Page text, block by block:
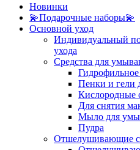
Новинки
💫Подарочные наборы💫
Основной уход
Индивидуальный
ухода
Средства для
Гидрофильное
Пенки и гели
Кислородные
Для снятия
Мыло для
Пудра
Отшелушивающие